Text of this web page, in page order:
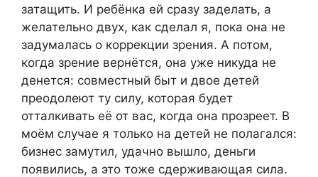
затащить. И ребёнка ей сразу заделать, а
желательно двух, как сделал я, пока она не
задумалась о коррекции зрения. А потом,
когда зрение вернётся, она уже никуда не
денется: совместный быт и двое детей
преодолеют ту силу, которая будет
отталкивать её от вас, когда она прозреет. В
моём случае я только на детей не полагался:
бизнес замутил, удачно вышло, деньги
появились, а это тоже сдерживающая сила.